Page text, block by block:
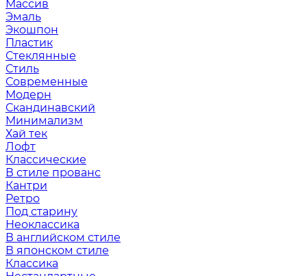
Массив
Эмаль
Экошпон
Пластик
Стеклянные
Стиль
Современные
Модерн
Скандинавский
Минимализм
Хай тек
Лофт
Классические
В стиле прованс
Кантри
Ретро
Под старину
Неоклассика
В английском стиле
В японском стиле
Классика